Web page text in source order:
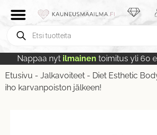
Nappaa nyt ilmainen toimitus yli 60
Etusivu - Jalkavoiteet - Diet Esthetic
iho karvanpoiston jälkeen!